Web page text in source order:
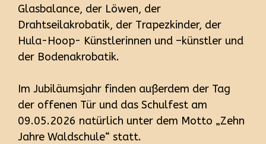
Glasbalance, der Löwen, der
Drahtseilakrobatik, der Trapezkinder, der
Hula-Hoop- Künstlerinnen und –künstler und
der Bodenakrobatik.
Im Jubiläumsjahr finden außerdem der Tag
der offenen Tür und das Schulfest am
09.05.2026 natürlich unter dem Motto „Zehn
Jahre Waldschule“ statt.